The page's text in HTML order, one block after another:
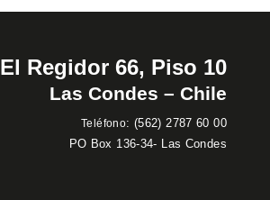
El Regidor 66, Piso 10
Las Condes – Chile
Teléfono: (562) 2787 60 00
PO Box 136-34- Las Condes